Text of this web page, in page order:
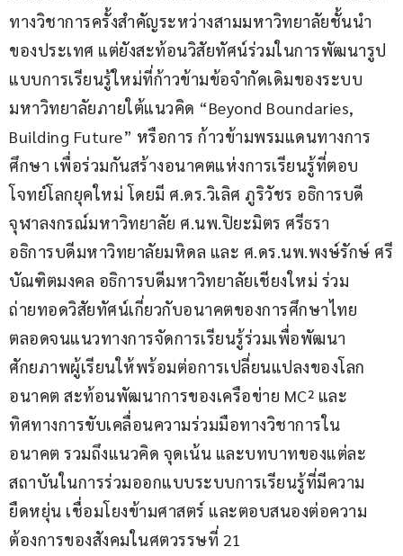
ทางวิชาการครั้งสำคัญระหว่างสามมหาวิทยาลัยชั้นนำ
ของประเทศ แต่ยังสะท้อนวิสัยทัศน์ร่วมในการพัฒนารูป
แบบการเรียนรู้ใหม่ที่ก้าวข้ามข้อจำกัดเดิมของระบบ
มหาวิทยาลัยภายใต้แนวคิด “Beyond Boundaries,
Building Future” หรือการ ก้าวข้ามพรมแดนทางการ
ศึกษา เพื่อร่วมกันสร้างอนาคตแห่งการเรียนรู้ที่ตอบ
โจทย์โลกยุคใหม่ โดยมี ศ.ดร.วิเลิศ ภูริวัชร อธิการบดี
จุฬาลงกรณ์มหาวิทยาลัย ศ.นพ.ปิยะมิตร ศรีธรา
อธิการบดีมหาวิทยาลัยมหิดล และ ศ.ดร.นพ.พงษ์รักษ์ ศรี
บัณฑิตมงคล อธิการบดีมหาวิทยาลัยเชียงใหม่ ร่วม
ถ่ายทอดวิสัยทัศน์เกี่ยวกับอนาคตของการศึกษาไทย
ตลอดจนแนวทางการจัดการเรียนรู้ร่วมเพื่อพัฒนา
ศักยภาพผู้เรียนให้พร้อมต่อการเปลี่ยนแปลงของโลก
อนาคต สะท้อนพัฒนาการของเครือข่าย MC² และ
ทิศทางการขับเคลื่อนความร่วมมือทางวิชาการใน
อนาคต รวมถึงแนวคิด จุดเน้น และบทบาทของแต่ละ
สถาบันในการร่วมออกแบบระบบการเรียนรู้ที่มีความ
ยืดหยุ่น เชื่อมโยงข้ามศาสตร์ และตอบสนองต่อความ
ต้องการของสังคมในศตวรรษที่ 21